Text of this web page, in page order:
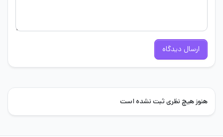
ارسال دیدگاه
هنوز هیچ نظری ثبت نشده است